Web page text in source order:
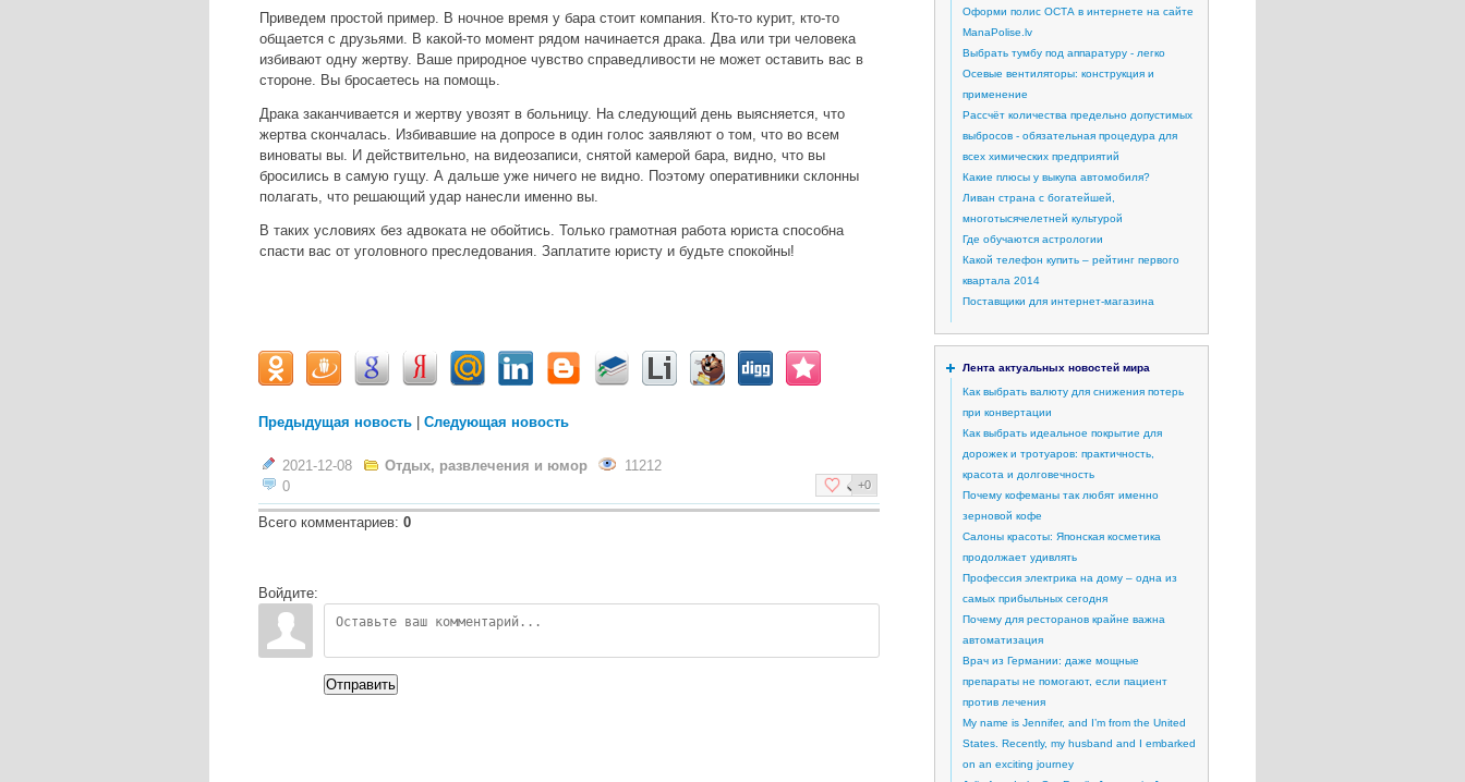
Приведем простой пример. В ночное время у бара стоит компания. Кто-то курит, кто-то
общается с друзьями. В какой-то момент рядом начинается драка. Два или три человека
избивают одну жертву. Ваше природное чувство справедливости не может оставить вас в
стороне. Вы бросаетесь на помощь.
Драка заканчивается и жертву увозят в больницу. На следующий день выясняется, что
жертва скончалась. Избивавшие на допросе в один голос заявляют о том, что во всем
виноваты вы. И действительно, на видеозаписи, снятой камерой бара, видно, что вы
бросились в самую гущу. А дальше уже ничего не видно. Поэтому оперативники склонны
полагать, что решающий удар нанесли именно вы.
В таких условиях без адвоката не обойтись. Только грамотная работа юриста способна
спасти вас от уголовного преследования. Заплатите юристу и будьте спокойны!
Предыдущая новость Следующая новость
2021-12-08 Отдых, развлечения и юмор
11212
0
+0
Всего комментариев: 0
Войдите:
Отправить
Oформи полис ОСТА в интернете на сайте
ManaPolise.lv
Выбрать тумбу под аппаратуру - легко
Осевые вентиляторы: конструкция и
применение
Рассчёт количества предельно допустимых
выбросов - обязательная процедура для
всех химических предприятий
Какие плюсы у выкупа автомобиля?
Ливан страна с богатейшей,
многотысячелетней культурой
Где обучаются астрологии
Какой телефон купить – рейтинг первого
квартала 2014
Поставщики для интернет-магазина
Лента актуальных новостей мира
Как выбрать валюту для снижения потерь
при конвертации
Как выбрать идеальное покрытие для
дорожек и тротуаров: практичность,
красота и долговечность
Почему кофеманы так любят именно
зерновой кофе
Салоны красоты: Японская косметика
продолжает удивлять
Профессия электрика на дому – одна из
самых прибыльных сегодня
Почему для ресторанов крайне важна
автоматизация
Врач из Германии: даже мощные
препараты не помогают, если пациент
против лечения
My name is Jennifer, and I’m from the United
States. Recently, my husband and I embarked
on an exciting journey